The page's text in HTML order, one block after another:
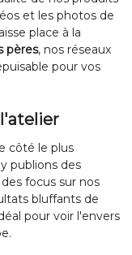
et les photos de
place à la
pères, nos réseaux
pour vos
côté le plus
publions des
focus sur nos
bluffants de
pour voir l'envers